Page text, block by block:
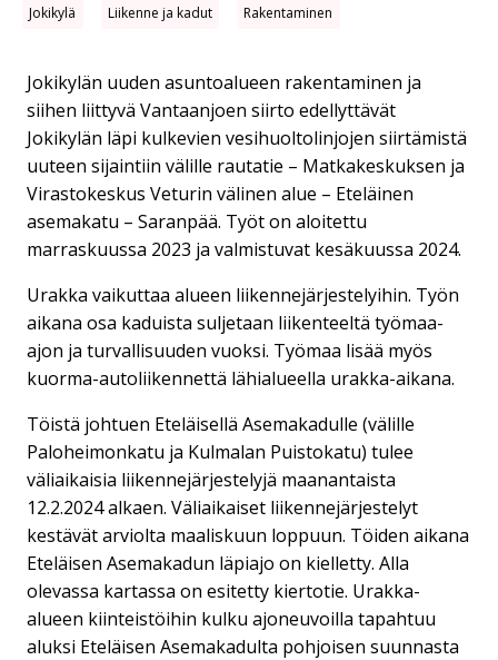
Jokikylä Liikenne ja kadut Rakentaminen
Jokikylän uuden asuntoalueen rakentaminen ja
siihen liittyvä Vantaanjoen siirto edellyttävät
Jokikylän läpi kulkevien vesihuoltolinjojen siirtämistä
uuteen sijaintiin välille rautatie – Matkakeskuksen ja
Virastokeskus Veturin välinen alue – Eteläinen
asemakatu – Saranpää. Työt on aloitettu
marraskuussa 2023 ja valmistuvat kesäkuussa 2024.
Urakka vaikuttaa alueen liikennejärjestelyihin. Työn
aikana osa kaduista suljetaan liikenteeltä työmaa-
ajon ja turvallisuuden vuoksi. Työmaa lisää myös
kuorma-autoliikennettä lähialueella urakka-aikana.
Töistä johtuen Eteläisellä Asemakadulle (välille
Paloheimonkatu ja Kulmalan Puistokatu) tulee
väliaikaisia liikennejärjestelyjä maanantaista
12.2.2024 alkaen. Väliaikaiset liikennejärjestelyt
kestävät arviolta maaliskuun loppuun. Töiden aikana
Eteläisen Asemakadun läpiajo on kielletty. Alla
olevassa kartassa on esitetty kiertotie. Urakka-
alueen kiinteistöihin kulku ajoneuvoilla tapahtuu
aluksi Eteläisen Asemakadulta pohjoisen suunnasta